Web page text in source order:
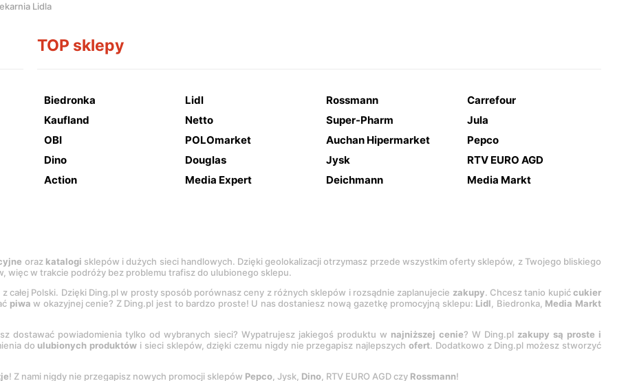
Lidla
TOP sklepy
Biedronka Lidl Rossmann
Carrefour
Kaufland
Netto Super-Pharm
Jula
OBI
POLOmarket Auchan Hipermarket
Pepco
Dino
Douglas Jysk
RTV EURO AGD
Action
Media Expert Deichmann Media Markt
oraz katalogi sklepów i dużych sieci handlowych. Dzięki geolokalizacji otrzymasz przede wszystkim oferty sklepów, z Twojego bliskiego
więc w trakcie podróży bez problemu trafisz do ulubionego sklepu.
z całej Polski. Dzięki Ding.pl w prosty sposób porównasz ceny z różnych sklepów i rozsądnie zaplanujecie zakupy. Chcesz tanio kupićcukier
piwa w okazyjnej cenie? Z Ding.pl jest to bardzo proste! U nas dostaniesz nową gazetkę promocyjną sklepu: Lidl, Biedronka, Media Markt
dostawać powiadomienia tylko od wybranych sieci? Wypatrujesz jakiegoś produktu w najniższej cenie? W Ding.pl zakupy są proste i
do ulubionych produktów i sieci sklepów, dzięki czemu nigdy nie przegapisz najlepszychofert. Dodatkowo z Ding.pl możesz stworzyć
! Z nami nigdy nie przegapisz nowych promocji sklepów Pepco, Jysk, Dino, RTV EURO AGD czy Rossmann!